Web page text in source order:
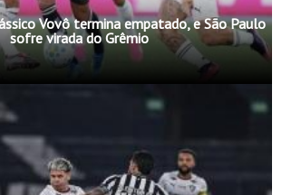
Vovô termina empatado, e São Paulo
sofre virada do Grêmio